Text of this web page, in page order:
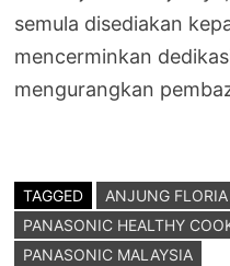
semula disediakan
mencerminkan
mengurangkan
TAGGED
ANJUNG FLORIA
PANASONIC HEALTHY
PANASONIC MALAYSIA